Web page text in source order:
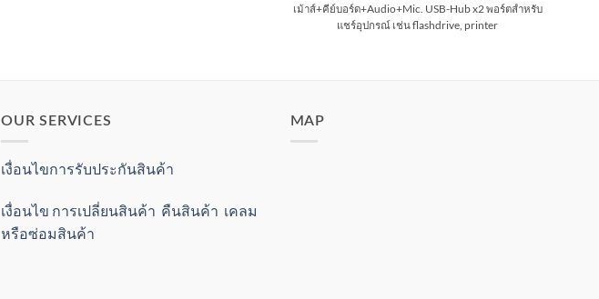
เม้าส์+คีย์บอร์ด+Audio+Mic. USB-Hub x2 พอร์ตสำหรับ
แชร์อุปกรณ์ เช่น flashdrive, printer
OUR SERVICES
เงื่อนไขการรับประกันสินค้า
เงื่อนไข การเปลี่ยนสินค้า คืนสินค้า เคลม
หรือซ่อมสินค้า
MAP